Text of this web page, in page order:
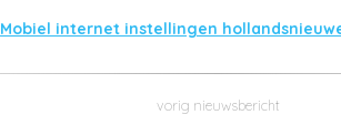
Mobiel internet instellingen